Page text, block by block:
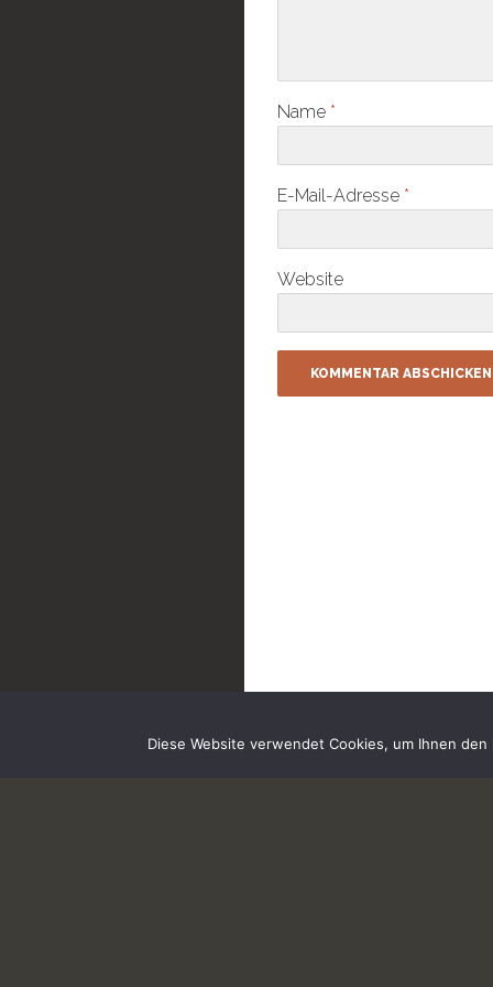
Name *
E-Mail-Adresse *
Website
Diese Website verwendet Cookies, um Ihnen